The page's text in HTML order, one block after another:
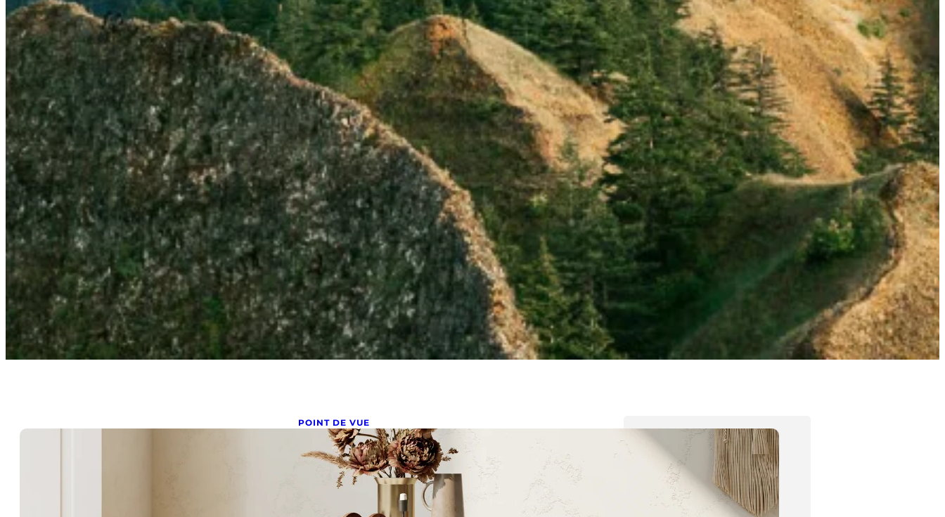
POINT DE VUE
Des objets à renouveler pour une
déco plus contemporaine ?